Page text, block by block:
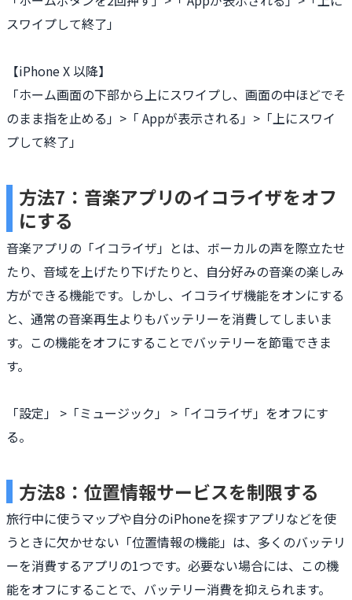
スワイプして終了」
【iPhone X 以降】
「ホーム画面の下部から上にスワイプし、画面の中ほどでそ
のまま指を止める」>「 Appが表示される」>「上にスワイ
プして終了」
方法7：音楽アプリのイコライザをオフ
にする
音楽アプリの「イコライザ」とは、ボーカルの声を際立たせ
たり、音域を上げたり下げたりと、自分好みの音楽の楽しみ
方ができる機能です。しかし、イコライザ機能をオンにする
と、通常の音楽再生よりもバッテリーを消費してしまいま
す。この機能をオフにすることでバッテリーを節電できま
す。
「設定」 >「ミュージック」 >「イコライザ」をオフにす
る。
方法8：位置情報サービスを制限する
旅行中に使うマップや自分のiPhoneを探すアプリなどを使
うときに欠かせない「位置情報の機能」は、多くのバッテリ
ーを消費するアプリの1つです。必要ない場合には、この機
能をオフにすることで、バッテリー消費を抑えられます。